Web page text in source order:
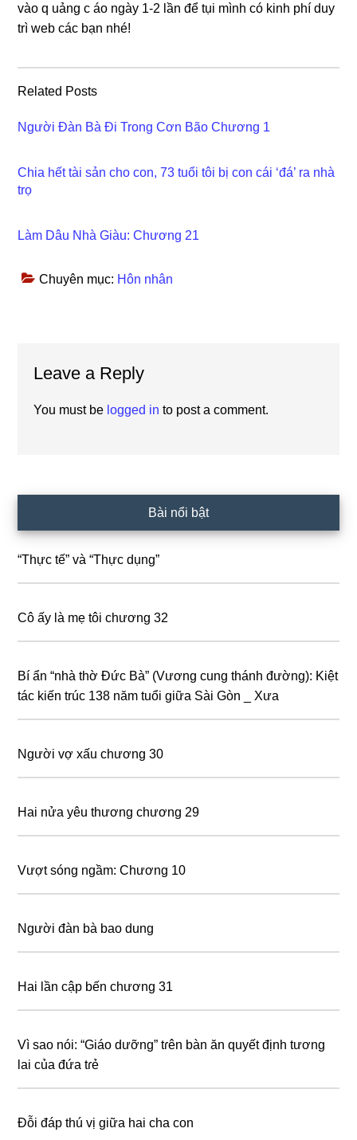
vào q uảnɡ c áo ngày 1-2 lần để tụi mình có kinh phí duy
trì web các bạn nhé!
Related Posts
Người Đàn Bà Đi Trong Cơn Bão Chương 1
Chia hết tài sản cho con, 73 tuổi tôi bị con cái ‘đá’ ra nhà
trọ
Làm Dâu Nhà Giàu: Chương 21
Chuyên mục: Hôn nhân
Interactions
Leave a Reply
You must be logged in to post a comment.
Sidebar
Bài nổi bật
“Thực tế” và “Thực dụng”
Cô ấy là mẹ tôi chương 32
Bí ẩn “nhà thờ Đức Bà” (Vương cung thánh đường): Kiệt
tác kiến trúc 138 năm tuổi giữa Sài Gòn _ Xưa
Người vợ xấu chương 30
Hai nửa yêu thương chương 29
Vượt sóng ngầm: Chương 10
Người đàn bà bao dung
Hai lần cập bến chương 31
Vì sao nói: “Giáo dưỡng” tɾên bàn ăn quyết định tương
lai của đứa tɾẻ
Đỗi đáp thú vị giữa hai cha con